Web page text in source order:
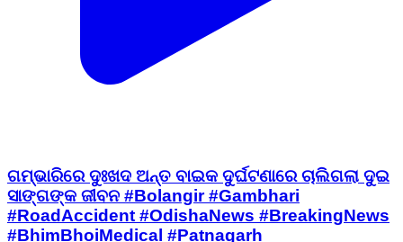
ଗମ୍ଭାରିରେ ଦୁଃଖଦ ଅନ୍ତ ବାଇକ ଦୁର୍ଘଟଣାରେ ଚାଲିଗଲା ଦୁଇ
ସାଙ୍ଗଙ୍କ ଜୀବନ #Bolangir #Gambhari
#RoadAccident #OdishaNews #BreakingNews
#BhimBhoiMedical #Patnagarh